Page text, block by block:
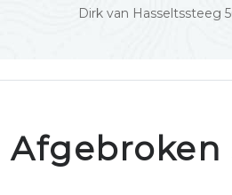
Dirk van Hasseltssteeg
Afgebroken